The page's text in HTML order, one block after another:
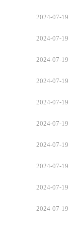
2024-07-19
2024-07-19
2024-07-19
2024-07-19
2024-07-19
2024-07-19
2024-07-19
2024-07-19
2024-07-19
2024-07-19